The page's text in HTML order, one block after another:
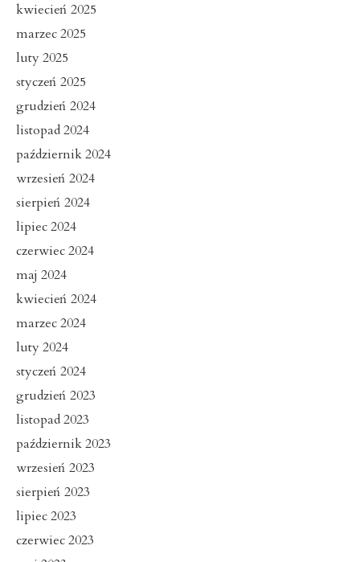
kwiecień 2025
marzec 2025
luty 2025
styczeń 2025
grudzień 2024
listopad 2024
październik 2024
wrzesień 2024
sierpień 2024
lipiec 2024
czerwiec 2024
maj 2024
kwiecień 2024
marzec 2024
luty 2024
styczeń 2024
grudzień 2023
listopad 2023
październik 2023
wrzesień 2023
sierpień 2023
lipiec 2023
czerwiec 2023